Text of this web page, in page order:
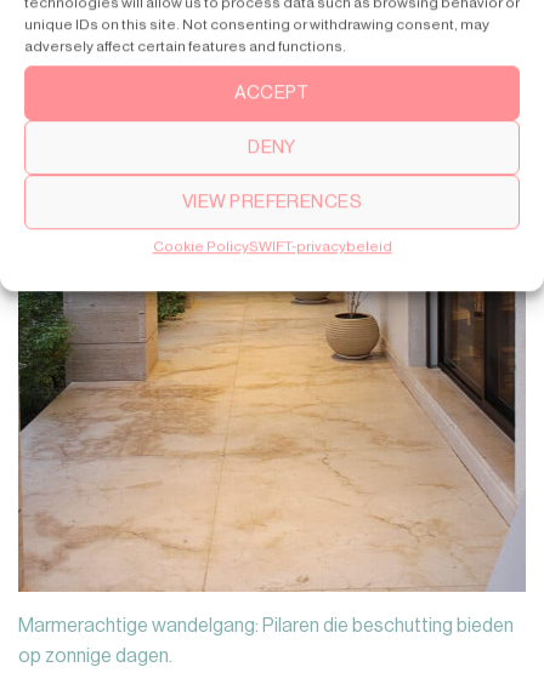
unique IDs on this site. Not consenting or withdrawing consent, may
adversely affect certain features and functions.
ACCEPT
DENY
VIEW PREFERENCES
Cookie PolicySWIFT-privacybeleid
Marmerachtige wandelgang: Pilaren die beschutting bieden
op zonnige dagen.